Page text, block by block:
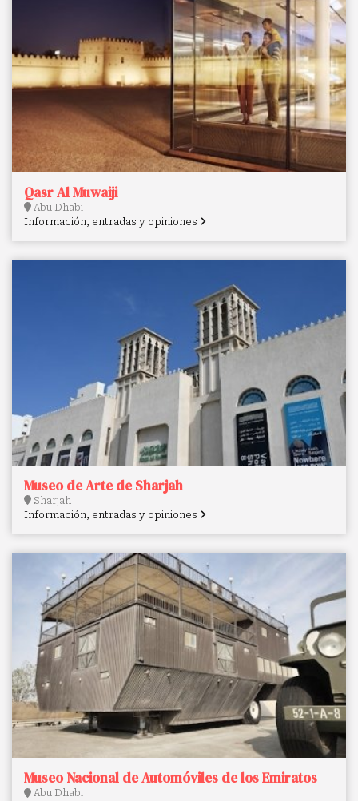
Qasr Al Muwaiji
Abu Dhabi
Información, entradas y opiniones
Museo de Arte de Sharjah
Sharjah
Información, entradas y opiniones
Museo Nacional de Automóviles de los Emiratos
Abu Dhabi